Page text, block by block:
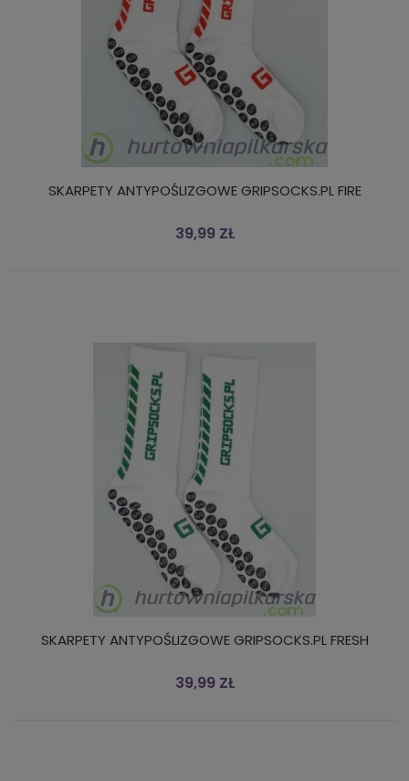
SKARPETY ANTYPOŚLIZGOWE GRIPSOCKS.PL FIRE
39,99 ZŁ
SKARPETY ANTYPOŚLIZGOWE GRIPSOCKS.PL FRESH
39,99 ZŁ